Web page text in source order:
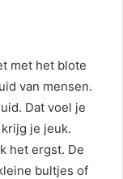
met het blote
van mensen.
Dat voel je
je jeuk.
het ergst. De
bultjes of